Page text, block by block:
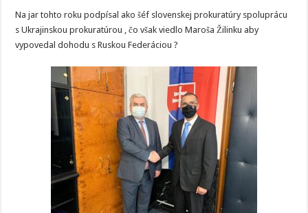
Na jar tohto roku podpísal ako šéf slovenskej prokuratúry spoluprácu
s Ukrajinskou prokuratúrou , čo však viedlo Maroša Žilinku aby
vypovedal dohodu s Ruskou Federáciou ?